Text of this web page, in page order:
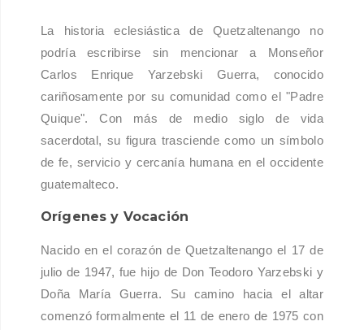
La historia eclesiástica de Quetzaltenango no
podría escribirse sin mencionar a Monseñor
Carlos Enrique Yarzebski Guerra, conocido
cariñosamente por su comunidad como el "Padre
Quique". Con más de medio siglo de vida
sacerdotal, su figura trasciende como un símbolo
de fe, servicio y cercanía humana en el occidente
guatemalteco.
Orígenes y Vocación
Nacido en el corazón de Quetzaltenango el 17 de
julio de 1947, fue hijo de Don Teodoro Yarzebski y
Doña María Guerra. Su camino hacia el altar
comenzó formalmente el 11 de enero de 1975 con